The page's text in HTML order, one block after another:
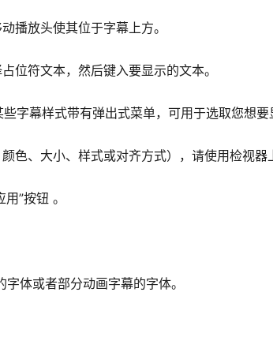
播放头使其位于字幕上方。
位符文本，然后键入要显示的文本。
字幕样式带有弹出式菜单，可用于选取您想要
色、大小、样式或对齐方式），请使用检视器
”按钮 。
体或者部分动画字幕的字体。